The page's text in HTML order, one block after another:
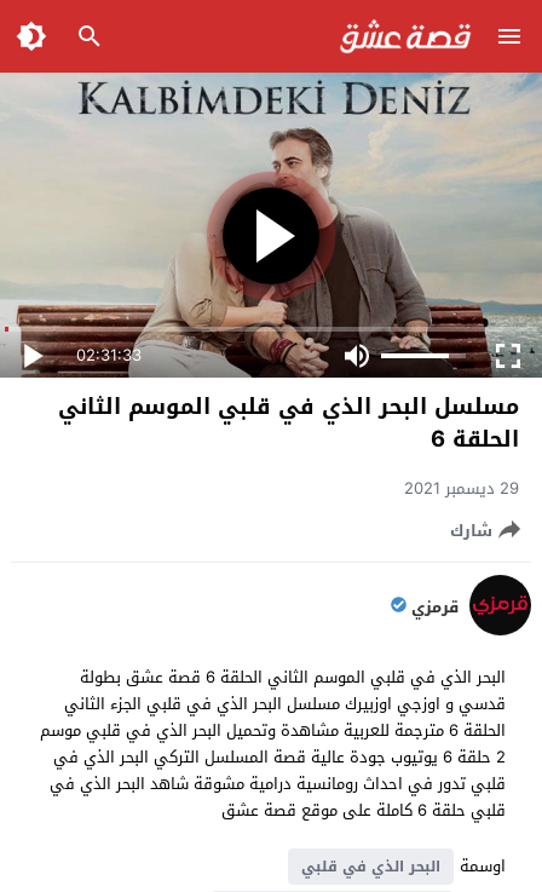
02:31:33
مسلسل البحر الذي في قلبي الموسم الثاني
الحلقة 6
29 ديسمبر 2021
شارك
قرمزي
البحر الذي في قلبي الموسم الثاني الحلقة 6 قصة عشق بطولة
قدسي و اوزجي اوزبيرك مسلسل البحر الذي في قلبي الجزء الثاني
الحلقة 6 مترجمة للعربية مشاهدة وتحميل البحر الذي في قلبي موسم
2 حلقة 6 يوتيوب جودة عالية قصة المسلسل التركي البحر الذي في
قلبي تدور في احداث رومانسية درامية مشوقة شاهد البحر الذي في
قلبي حلقة 6 كاملة على موقع قصة عشق
اوسمة
البحر الذي في قلبي